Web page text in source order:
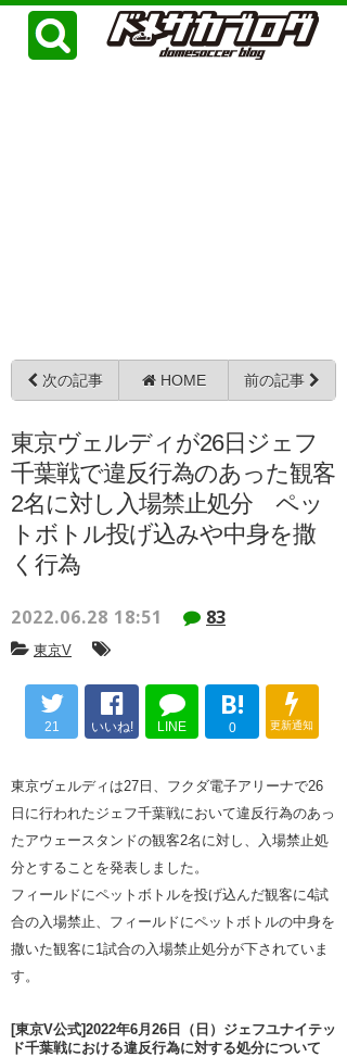
次の記事 HOME 前の記事
東京ヴェルディが26日ジェフ
千葉戦で違反行為のあった観客
2名に対し入場禁止処分 ペッ
トボトル投げ込みや中身を撒
く行為
2022.06.28 18:51 83
東京V
21 いいね! LINE
B!
0 更新通知
東京ヴェルディは27日、フクダ電子アリーナで26
日に行われたジェフ千葉戦において違反行為のあっ
たアウェースタンドの観客2名に対し、入場禁止処
分とすることを発表しました。
フィールドにペットボトルを投げ込んだ観客に4試
合の入場禁止、フィールドにペットボトルの中身を
撒いた観客に1試合の入場禁止処分が下されていま
す。
[東京V公式]2022年6月26日（日）ジェフユナイテッ
ド千葉戦における違反行為に対する処分について